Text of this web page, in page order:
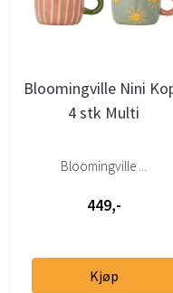
Bloomingville Nini
4 stk Multi
Bloomingville ...
449,-
Kjøp